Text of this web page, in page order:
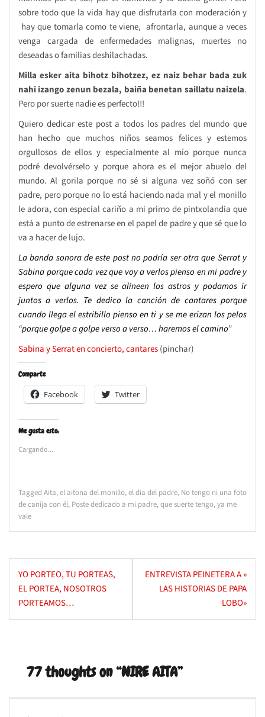
sobre todo que la vida hay que disfrutarla con moderación y
hay que tomarla como te viene, afrontarla, aunque a veces
venga cargada de enfermedades malignas, muertes no
deseadas o familias deshilachadas.
Milla esker aita bihotz bihotzez, ez naiz behar bada zuk
nahi izango zenun bezala, baiña benetan saillatu naizela.
Pero por suerte nadie es perfecto!!!
Quiero dedicar este post a todos los padres del mundo que
han hecho que muchos niños seamos felices y estemos
orgullosos de ellos y especialmente al mío porque nunca
podré devolvérselo y porque ahora es el mejor abuelo del
mundo. Al gorila porque no sé si alguna vez soñó con ser
padre, pero porque no lo está haciendo nada mal y el monillo
le adora, con especial cariño a mi primo de pintxolandia que
está a punto de estrenarse en el papel de padre y que sé que lo
va a hacer de lujo.
La banda sonora de este post no podría ser otra que Serrat y
Sabina porque cada vez que voy a verlos pienso en mi padre y
espero que alguna vez se alineen los astros y podamos ir
juntos a verlos. Te dedico la canción de cantares porque
cuando llega el estribillo pienso en ti y se me erizan los pelos
“porque golpe a golpe verso a verso… haremos el camino”
Sabina y Serrat en concierto, cantares(pinchar)
Comparte
Facebook Twitter
Me gusta esto:
Cargando...
Tagged Aita,el aitona del monillo,el dia del padre, No tengo ni una foto
de canija con él, Poste dedicado a mi padre,que suerte tengo,ya me
vale
Navegación
de
entradas
YO PORTEO, TU PORTEAS,
EL PORTEA, NOSOTROS
PORTEAMOS…
ENTREVISTA PEINETERA A »
LAS HISTORIAS DE PAPA
LOBO»
77 thoughts on “NIRE AITA”